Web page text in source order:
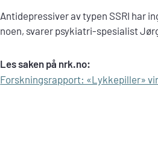
Antidepressiver av typen SSRI har
noen, svarer psykiatri-spesialist
Les saken på nrk.no:
Forskningsrapport: «Lykkepiller»